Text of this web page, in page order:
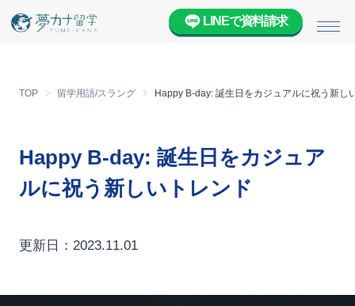
メ
LINEで資料請求
TOP 留学用語/スラング Happy B-day: 誕生日をカジュアルに祝う新し
Happy B-day: 誕生日をカジュア
ルに祝う新しいトレンド
更新日：2023.11.01